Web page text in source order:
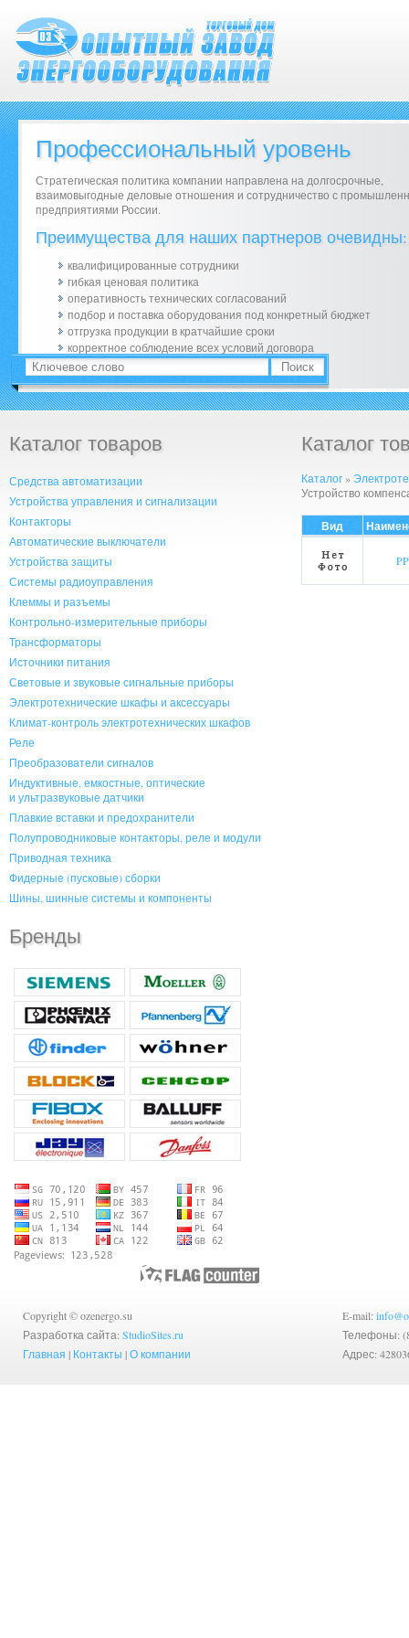
Профессиональный уровень
Стратегическая политика компании направлена на долгосрочные,
взаимовыгодные деловые отношения и сотрудничество с
предприятиями России.
Преимущества для наших партнеров очевидны:
квалифицированные сотрудники
гибкая ценовая политика
оперативность технических согласований
подбор и поставка оборудования под конкретный бюджет
отгрузка продукции в кратчайшие сроки
корректное соблюдение всех условий договора
Каталог товаров
Средства автоматизации
Устройства управления и сигнализации
Контакторы
Автоматические выключатели
Устройства защиты
Системы радиоуправления
Клеммы и разъемы
Контрольно-измерительные приборы
Трансформаторы
Источники питания
Световые и звуковые сигнальные приборы
Электротехнические шкафы и аксессуары
Климат-контроль электротехнических шкафов
Реле
Преобразователи сигналов
Индуктивные, емкостные, оптические
и ультразвуковые датчики
Плавкие вставки и предохранители
Полупроводниковые контакторы, реле и модули
Приводная техника
Фидерные (пусковые) сборки
Шины, шинные системы и компоненты
Бренды
Каталог
Каталог»
Устройство
Вид
Copyright © ozenergo.su
Разработка сайта: StudioSites.ru
Главная | Контакты |О компании
E-mail:
Телефоны:
Адрес: